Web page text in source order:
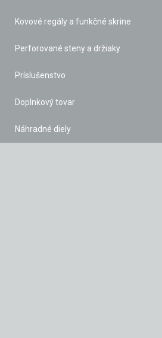
Kovové regály a funkčné skrine
Perforované steny a držiaky
Príslušenstvo
Doplnkový tovar
Náhradné diely